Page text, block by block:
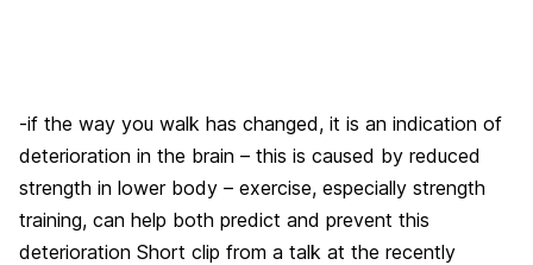
-if the way you walk has changed, it is an indication of
deterioration in the brain – this is caused by reduced
strength in lower body – exercise, especially strength
training, can help both predict and prevent this
deterioration Short clip from a talk at the recently